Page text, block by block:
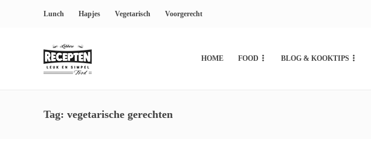
Lunch Hapjes Vegetarisch Voorgerecht
HOME FOOD BLOG & KOOKTIPS
Tag: vegetarische gerechten